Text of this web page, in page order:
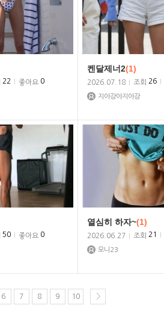
22 좋아요 0
켄달제너2(1)
2026.07.18 조회 26
지아강아지아강
50 좋아요 0
열심히 하자~(1)
2026.06.27 조회 21
모니23
6 7 8 9 10